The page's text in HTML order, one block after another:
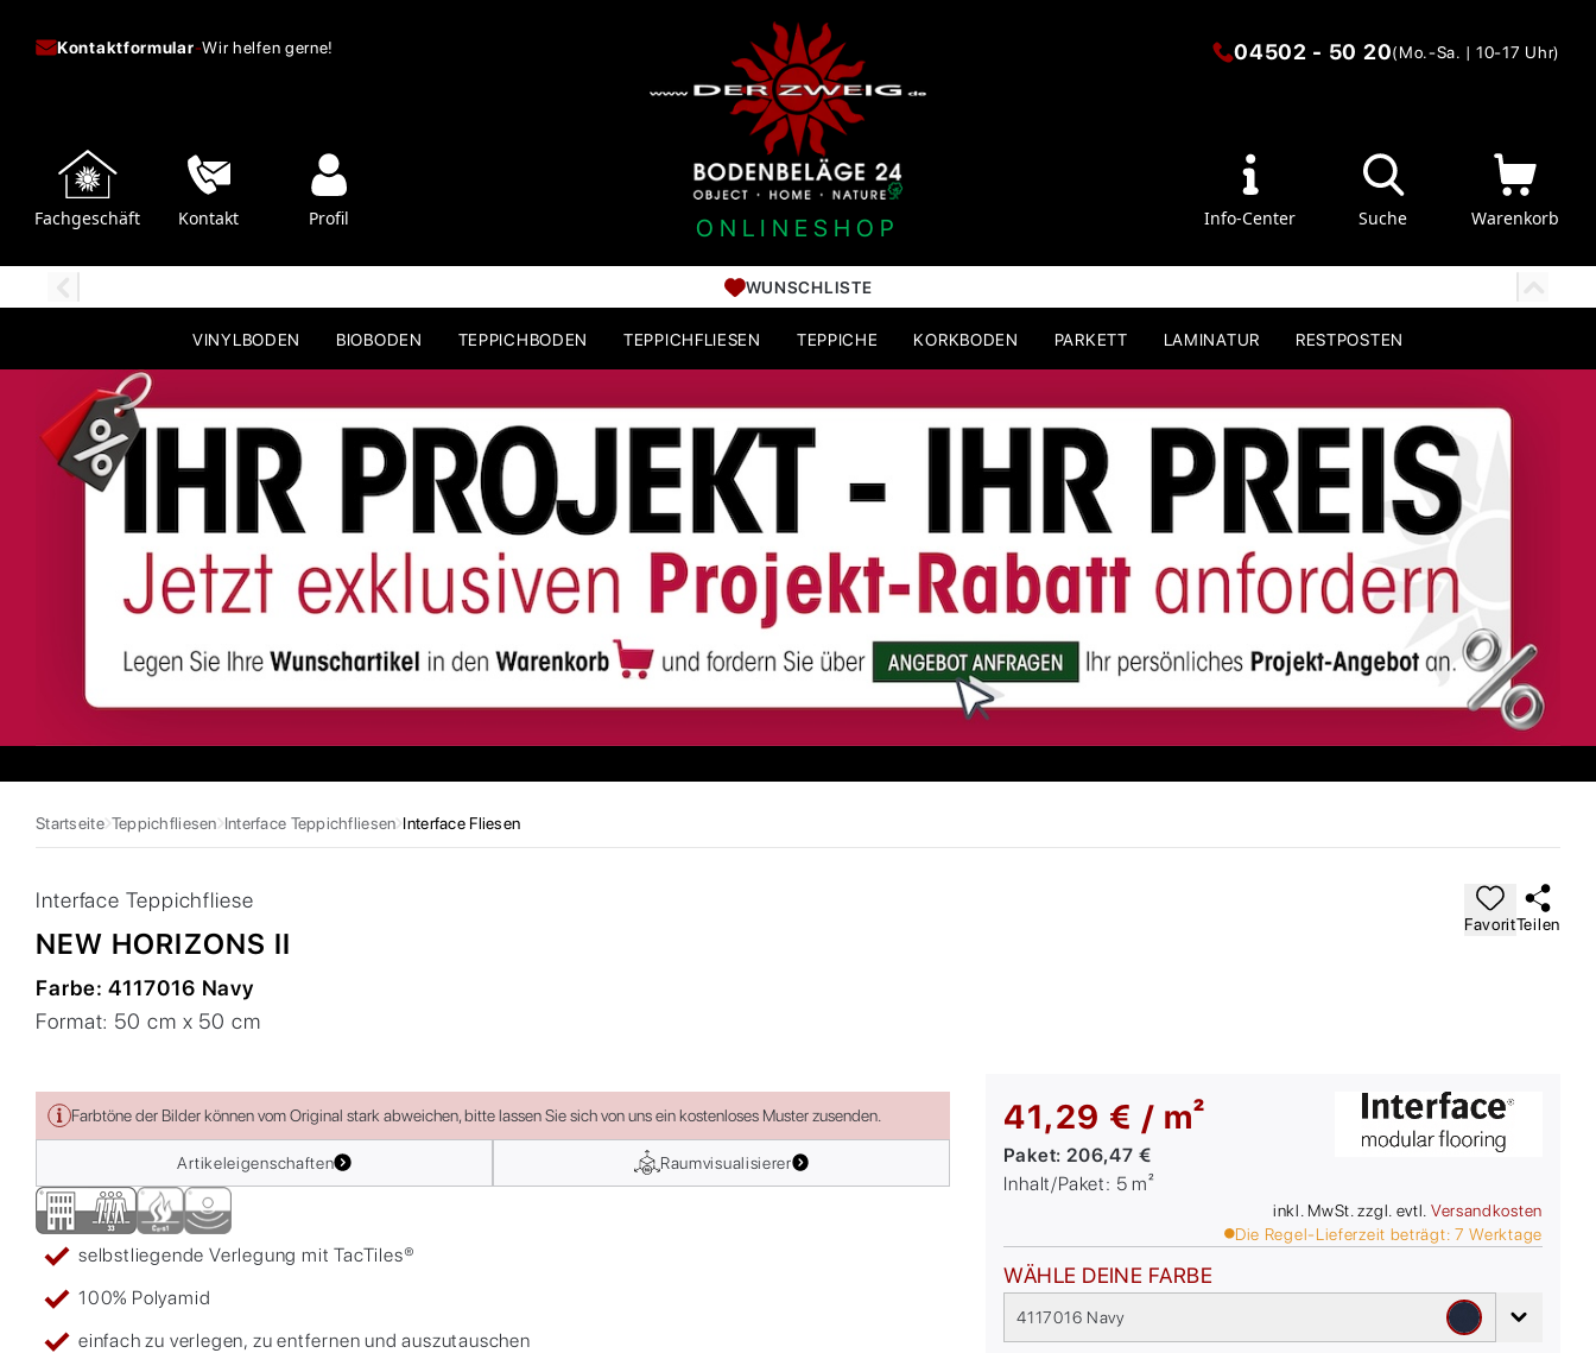
Kontaktformular-Wir helfen gerne!
Fachgeschäft Kontakt Profil ONLINESHOP
04502 - 50 20(Mo.-Sa. | 10-17 Uhr)
Info-Center Suche Warenkorb
WUNSCHLISTE
VINYLBODEN BIOBODEN TEPPICHBODEN TEPPICHFLIESEN TEPPICHE KORKBODEN PARKETT LAMINATUR RESTPOSTEN
Startseite Teppichfliesen Interface Teppichfliesen Interface Fliesen
Interface Teppichfliese
NEW HORIZONS II
Farbe:4117016 Navy
Format: 50 cm x 50 cm
FavoritTeilen
Farbtöne der Bilder können vom Original stark abweichen, bitte lassen Sie sich von uns ein kostenloses Muster zusenden.
Artikeleigenschaften Raumvisualisierer
selbstliegende Verlegung mit TacTiles®
100% Polyamid
einfach zu verlegen, zu entfernen und auszutauschen
41,29 € / m²
Paket: 206,47 €
Inhalt/Paket: 5 m²
inkl. MwSt. zzgl. evtl. Versandkosten
Die Regel-Lieferzeit beträgt: 7 Werktage
WÄHLE DEINE FARBE
4117016 Navy